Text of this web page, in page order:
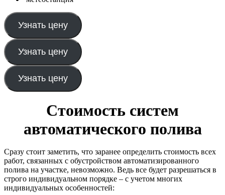
Узнать цену
Узнать цену
Узнать цену
Стоимость систем
автоматического полива
Сразу стоит заметить, что заранее определить стоимость всех
работ, связанных с обустройством автоматизированного
полива на участке, невозможно. Ведь все будет разрешаться в
строго индивидуальном порядке – с учетом многих
индивидуальных особенностей: